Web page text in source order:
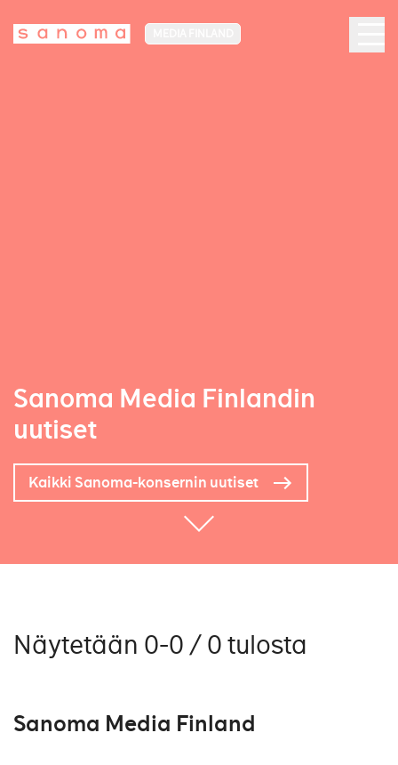
Sanoma Media Finlandin
uutiset
Kaikki Sanoma-konsernin uutiset
Näytetään 0-0 / 0 tulosta
Sanoma Media Finland